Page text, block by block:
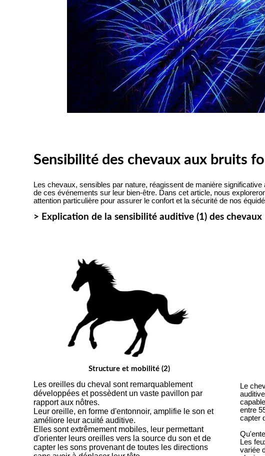
Sensibilité des chevaux aux bruits
Les chevaux, sensibles par nature, réagissent de manière
de ces événements sur leur bien-être. Dans cet article, nous
attention particulière pour assurer le confort et la sécurité de nos
> Explication de la sensibilité auditive (1) des chevaux
Structure et mobilité (2)
Les oreilles du cheval sont remarquablement
développées et possèdent un vaste pavillon par
rapport aux nôtres.
Leur oreille, en forme d'entonnoir, amplifie le son et
améliore leur acuité auditive.
Elles sont extrêmement mobiles, leur permettant
d'orienter leurs oreilles vers la source du son et de
capter les sons provenant de toutes les directions
Le
entre
capter
Les
variée